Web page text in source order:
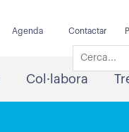
Agenda Contactar
Col·labora